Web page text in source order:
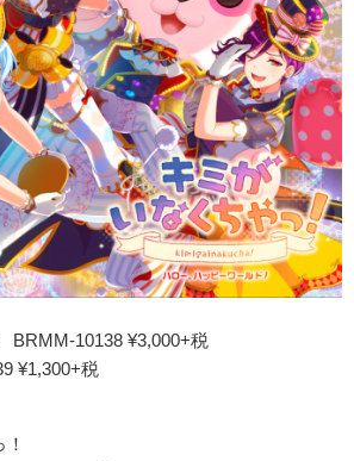
10138 ¥3,000+税
¥1,300+税